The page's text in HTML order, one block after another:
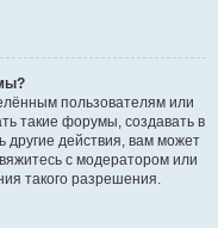
пользователям или
такие форумы, создавать в
действия, вам может
с модератором или
такого разрешения.